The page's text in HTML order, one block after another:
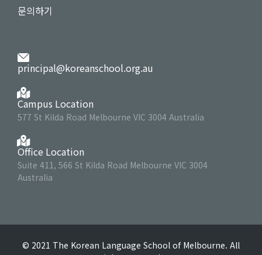
문의하기
principal@koreanschool.org.au
Campus Location
577 St Kilda Road Melbourne VIC 3004 Australia
Office Location
Suite 411, 566 St Kilda Road Melbourne VIC 3004
Australia
© 2021 The Korean Language School of Melbourne. All